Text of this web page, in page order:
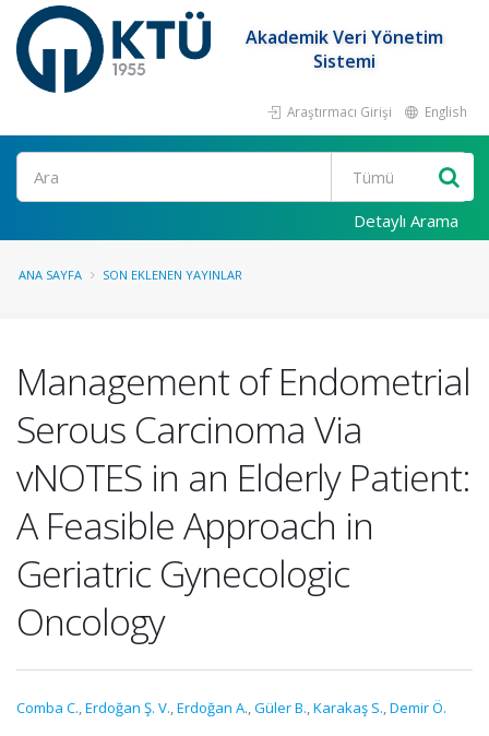
Akademik Veri Yönetim
Sistemi
Araştırmacı Girişi English
Ara
Detaylı Arama
ANA SAYFA SON EKLENEN YAYINLAR
Management of Endometrial
Serous Carcinoma Via
vNOTES in an Elderly Patient:
A Feasible Approach in
Geriatric Gynecologic
Oncology
Comba C.,Erdoğan Ş. V.,Erdoğan A.,Güler B.,Karakaş S.,Demir Ö.